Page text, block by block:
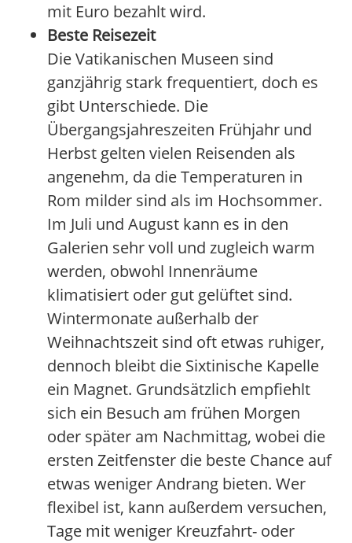
mit Euro bezahlt wird.
Beste Reisezeit
Die Vatikanischen Museen sind
ganzjährig stark frequentiert, doch es
gibt Unterschiede. Die
Übergangsjahreszeiten Frühjahr und
Herbst gelten vielen Reisenden als
angenehm, da die Temperaturen in
Rom milder sind als im Hochsommer.
Im Juli und August kann es in den
Galerien sehr voll und zugleich warm
werden, obwohl Innenräume
klimatisiert oder gut gelüftet sind.
Wintermonate außerhalb der
Weihnachtszeit sind oft etwas ruhiger,
dennoch bleibt die Sixtinische Kapelle
ein Magnet. Grundsätzlich empfiehlt
sich ein Besuch am frühen Morgen
oder später am Nachmittag, wobei die
ersten Zeitfenster die beste Chance auf
etwas weniger Andrang bieten. Wer
flexibel ist, kann außerdem versuchen,
Tage mit weniger Kreuzfahrt- oder